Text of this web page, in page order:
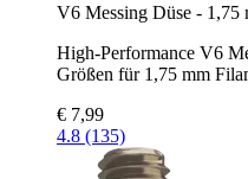
V6 Messing Düse - 1,75
High-Performance V6
Größen für 1,75 mm
€ 7,99
4.8 (135)